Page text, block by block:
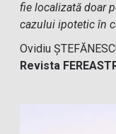
fie localizată doar
cazului ipotetic în
Ovidiu
Revista